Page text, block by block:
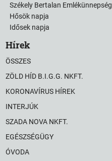
Székely Bertalan Emlékünnepség
Hősök napja
Idősek napja
Hírek
ÖSSZES
ZÖLD HÍD B.I.G.G. NKFT.
KORONAVÍRUS HÍREK
INTERJÚK
SZADA NOVA NKFT.
EGÉSZSÉGÜGY
ÓVODA